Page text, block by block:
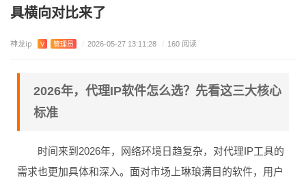
具横向对比来了
神龙ip V 管理员 / 2026-05-27 13:11:28 / 160 阅读
2026年，代理IP软件怎么选？先看这三大核心
标准
时间来到2026年，网络环境日趋复杂，对代理IP工具的
需求也更加具体和深入。面对市场上琳琅满目的软件，用户